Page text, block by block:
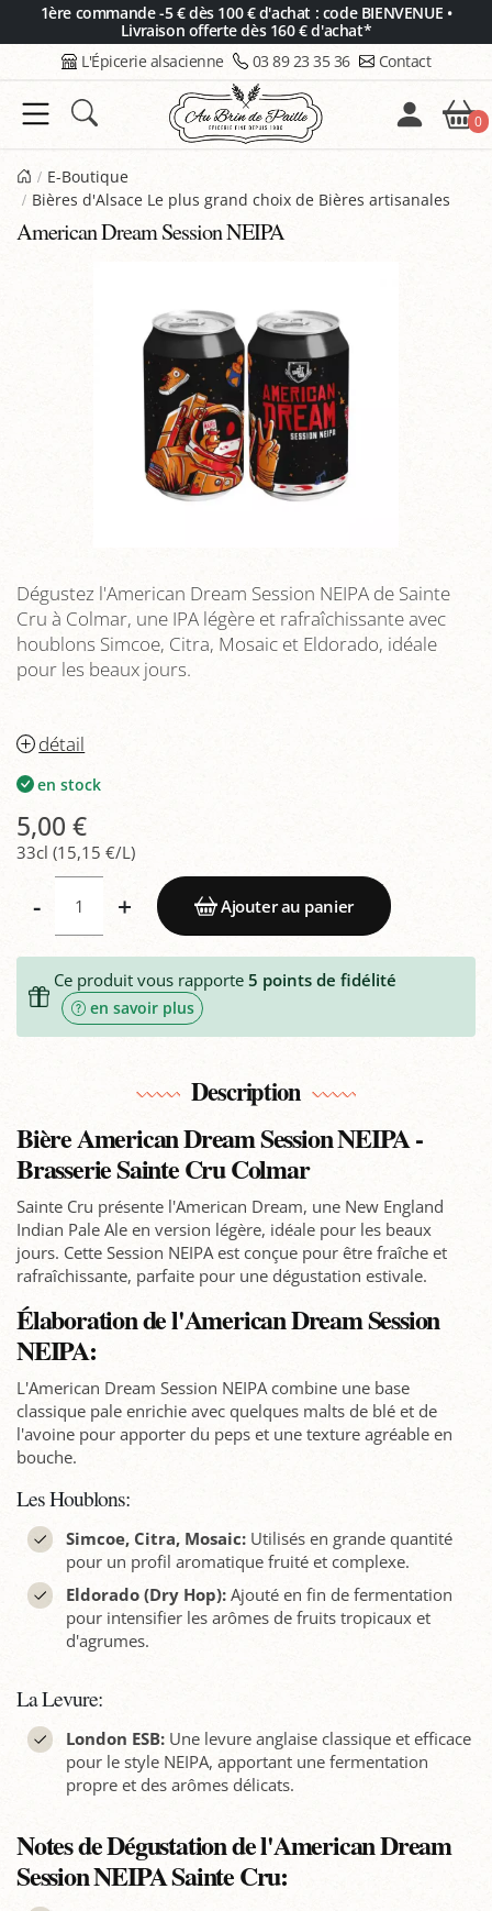
1ère commande -5 € dès 100 € d'achat : code BIENVENUE •
Livraison offerte dès 160 € d'achat*
L'Épicerie alsacienne 03 89 23 35 36 Contact
0
E-Boutique
Bières d'Alsace Le plus grand choix de Bières artisanales
American Dream Session NEIPA
Dégustez l'American Dream Session NEIPA de Sainte
Cru à Colmar, une IPA légère et rafraîchissante avec
houblons Simcoe, Citra, Mosaic et Eldorado, idéale
pour les beaux jours.
détail
en stock
5,00 €
33cl (15,15 €/L)
- + Ajouter au panier
Ce produit vous rapporte 5 points de fidélité
en savoir plus
Description
Bière American Dream Session NEIPA -
Brasserie Sainte Cru Colmar
Sainte Cru présente l'American Dream, une New England
Indian Pale Ale en version légère, idéale pour les beaux
jours. Cette Session NEIPA est conçue pour être fraîche et
rafraîchissante, parfaite pour une dégustation estivale.
Élaboration de l'American Dream Session
NEIPA:
L'American Dream Session NEIPA combine une base
classique pale enrichie avec quelques malts de blé et de
l'avoine pour apporter du peps et une texture agréable en
bouche.
Les Houblons:
Simcoe, Citra, Mosaic:Utilisés en grande quantité
pour un profil aromatique fruité et complexe.
Eldorado (Dry Hop):Ajouté en fin de fermentation
pour intensifier les arômes de fruits tropicaux et
d'agrumes.
La Levure:
London ESB:Une levure anglaise classique et efficace
pour le style NEIPA, apportant une fermentation
propre et des arômes délicats.
Notes de Dégustation de l'American Dream
Session NEIPA Sainte Cru:
Panneau de gestion des cookies